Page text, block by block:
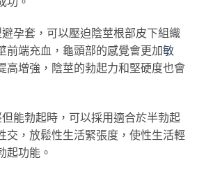
套，可以壓迫陰莖根部皮下組織
前端充血，龜頭部的感覺會更加敏
高增強，陰莖的勃起力和堅硬度也會
勃起時，可以採用適合於半勃起
交，放鬆性生活緊張度，使性生活輕
起功能。